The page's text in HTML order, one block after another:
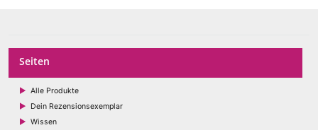
Seiten
Alle Produkte
Dein Rezensionsexemplar
Wissen